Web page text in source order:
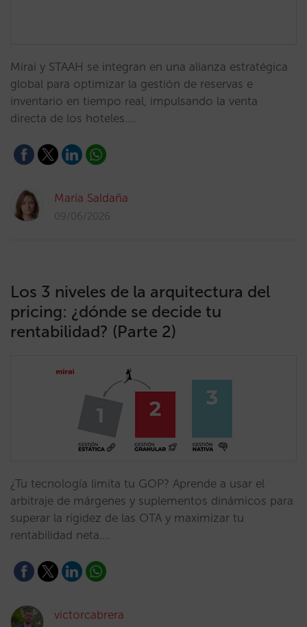
Mirai y STAAH se integran en una alianza estratégica
global para optimizar la gestión de reservas e
inventario en tiempo real, impulsando la venta
directa de los hoteles.…
María Saldaña
09/06/2026
Los 3 niveles de la arquitectura del
pricing: ¿dónde se decide tu
rentabilidad? (Parte 2)
¿Tu tecnología limita tu GOP? Aprende a usar el
arbitraje de márgenes y suplementos dinámicos para
superar la rigidez de las OTA y maximizar tu
rentabilidad neta.…
victorcabrera